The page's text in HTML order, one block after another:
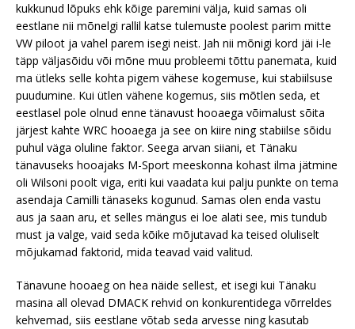
kukkunud lõpuks ehk kõige paremini välja, kuid samas oli
eestlane nii mõnelgi rallil katse tulemuste poolest parim mitte
VW piloot ja vahel parem isegi neist. Jah nii mõnigi kord jäi i-le
täpp väljasõidu või mõne muu probleemi tõttu panemata, kuid
ma ütleks selle kohta pigem vähese kogemuse, kui stabiilsuse
puudumine. Kui ütlen vähene kogemus, siis mõtlen seda, et
eestlasel pole olnud enne tänavust hooaega võimalust sõita
järjest kahte WRC hooaega ja see on kiire ning stabiilse sõidu
puhul väga oluline faktor. Seega arvan siiani, et Tänaku
tänavuseks hooajaks M-Sport meeskonna kohast ilma jätmine
oli Wilsoni poolt viga, eriti kui vaadata kui palju punkte on tema
asendaja Camilli tänaseks kogunud. Samas olen enda vastu
aus ja saan aru, et selles mängus ei loe alati see, mis tundub
must ja valge, vaid seda kõike mõjutavad ka teised oluliselt
mõjukamad faktorid, mida teavad vaid valitud.
Tänavune hooaeg on hea näide sellest, et isegi kui Tänaku
masina all olevad DMACK rehvid on konkurentidega võrreldes
kehvemad, siis eestlane võtab seda arvesse ning kasutab